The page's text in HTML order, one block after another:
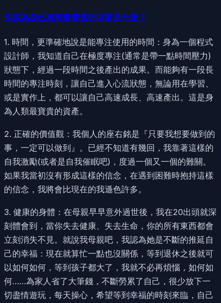
你認為自己擁有最寶貴的財富是什麼？
1. 時間，更準確地說是能專注使用的時間：身為一個程式
設計師，我知道自己在極度專注(通常是帶一點時間壓力)
狀態下，經過一段時間之後產出的成果。而能夠有一段長
時間的專注時刻，讓自己進入心流狀態，無論用在學習、
或是實作上，都可以讓自己高速成長、高速產出。這是身
為人類最寶貴的資產。
2. 正確的價值觀：我個人的座右銘是『只要我想要做到的
事，一定可以做到』。已經不知道有幾回，我靠著這樣的
自我激勵(或者是自我催眠吧)，度過一個又一個的難關。
如果我當初沒有形成這樣的信念，在遇到困難時抱持這樣
的信念，我將會比現在的我遜色許多。
3. 健康的身體：在母親早早意外過世後，我在20出頭就深
刻體會到，當你失去健康、失去生命，你的所有東西都會
立刻消失不見。就說我母親吧，我認為她是不斷的推延自
己的幸福：現在就算忙一點也沒關係，等到退休之後就可
以如何如何，等到孩子都大了，我就不必再煩惱，如何如
何……為家人省了大筆錢，不斷勞累了自己，很少放下一
切盡情遊玩，每天操心，希望等到幸福的時刻來臨，自己